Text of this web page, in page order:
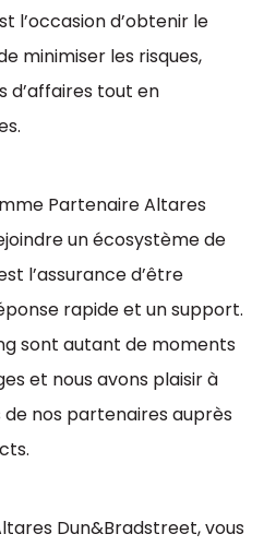
l’occasion d’obtenir le
minimiser les risques,
d’affaires tout en
Partenaire Altares
un écosystème de
l’assurance d’être
rapide et un support.
sont autant de moments
et nous avons plaisir à
nos partenaires auprès
Dun&Bradstreet, vous